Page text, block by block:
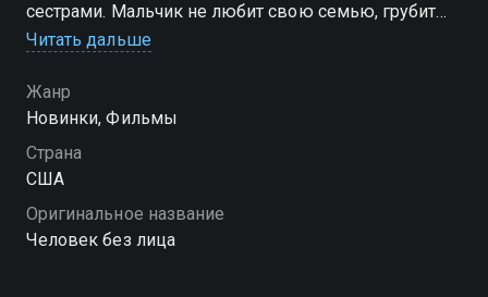
сестрами. Мальчик не любит свою семью, грубит
окружающим и цинично относится к жизни. Все
отшельником Джастином Маклаудом. В городе
мужчину считают монстром-убийцей из-за его
обезображенного лица. Но Чак находит в нем друга
и единственного человека, который его понимает.
наставника, то решает разобраться, чтобы помочь
Джастину наладить жизнь.
Читать дальше
Жанр
Новинки, Фильмы
Страна
США
Оригинальное название
Человек без лица